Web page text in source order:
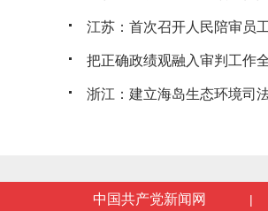
江苏：首次召开人民陪审员
把正确政绩观融入审判工作
浙江：建立海岛生态环境司
中国共产党新闻网 |